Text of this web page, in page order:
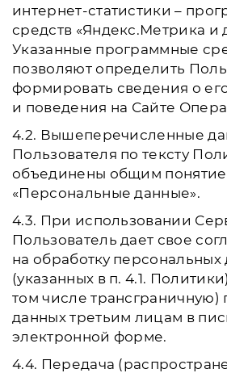
интернет-статистики –
средств «Яндекс.Метрика и
Указанные программные
позволяют определить
формировать сведения о
и поведения на Сайте
4.2. Вышеперечисленные
Пользователя по тексту
объединены общим
«Персональные данные».
4.3. При использовании
Пользователь дает свое
на обработку персональных
(указанных в п. 4.1.
том числе трансграничную)
данных третьим лицам в
электронной форме.
4.4. Передача